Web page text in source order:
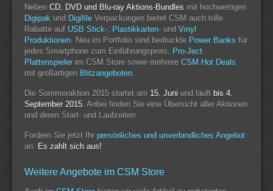
Neben CD, DVD und Blu-ray Aktions-Bundles mit hochwertigen
Digipak und Digifile Verpackungen bietet CSM auch tolle
Rabatte auf USB Stick-, Plastikkarten- und Vinyl
Produktionen. Neu im Portfolio sind bedruckte Power Banks für
jedes Smartphone zum Einführungspreis, Pro-Ject
Plattenspielerim CSM Store sowie mehrere CSM Hot Deals
mit großartigen Blitzangeboten.
Die Sommeraktion 2015 startet am 15. Juni und läuft bis 4.
September 2015. Anbei finden Sie eine Übersicht aller Aktionen
und deren Start- und Laufzeiten.
Fordern Sie jetzt Ihr persönliches und unverbindliches Angebot
an. Es zahlt sich aus!
Weitere Angebote im CSM Store